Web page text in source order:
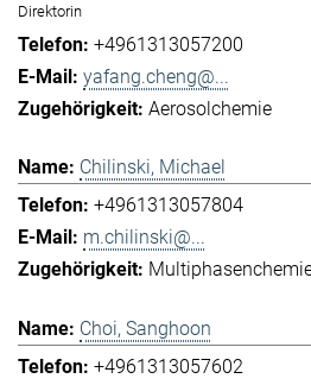
Direktorin
+4961313057200
yafang.cheng@...
Aerosolchemie
Chilinski, Michael
+4961313057804
m.chilinski@...
Choi, Sanghoon
+4961313057602